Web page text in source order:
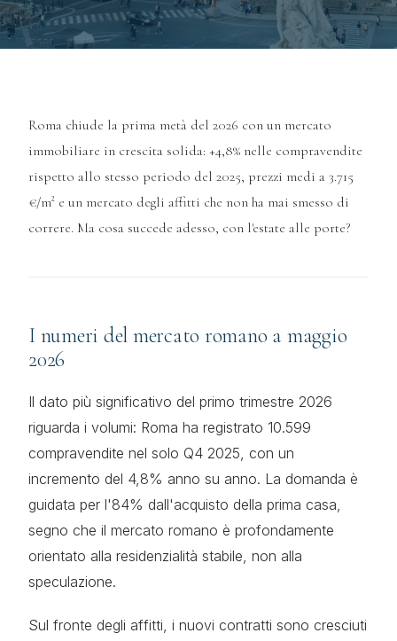
Roma chiude la prima metà del 2026 con un mercato
immobiliare in crescita solida: +4,8% nelle compravendite
rispetto allo stesso periodo del 2025, prezzi medi a 3.715
€/m² e un mercato degli affitti che non ha mai smesso di
correre. Ma cosa succede adesso, con l'estate alle porte?
I numeri del mercato romano a maggio
2026
Il dato più significativo del primo trimestre 2026
riguarda i volumi: Roma ha registrato 10.599
compravendite nel solo Q4 2025, con un
incremento del 4,8% anno su anno. La domanda è
guidata per l'84% dall'acquisto della prima casa,
segno che il mercato romano è profondamente
orientato alla residenzialità stabile, non alla
speculazione.
Sul fronte degli affitti, i nuovi contratti sono cresciuti